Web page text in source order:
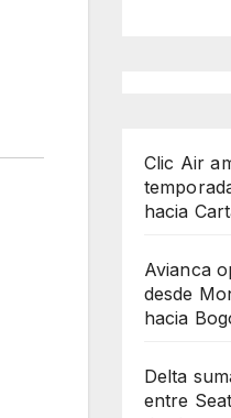
Clic Air
hacia
Avianca
desde
hacia
Delta
entre